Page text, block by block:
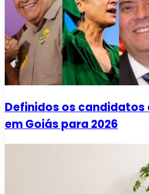
Definidos os
em Goiás para 2026